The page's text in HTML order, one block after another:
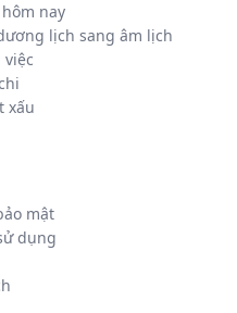
nay
lịch sang âm lịch
việc
xấu
mật
dụng